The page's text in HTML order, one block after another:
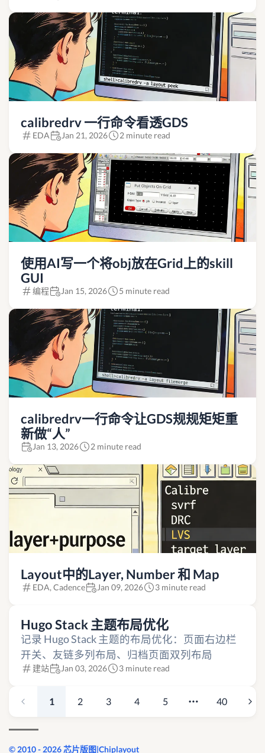
calibredrv 一行命令看透GDS
EDA Jan 21, 2026 2 minute read
使用AI写一个将obj放在Grid上的skill
GUI
编程 Jan 15, 2026 5 minute read
calibredrv一行命令让GDS规规矩矩重
新做“人”
Jan 13, 2026 2 minute read
Layout中的Layer, Number 和 Map
EDA, Cadence Jan 09, 2026 3 minute read
Hugo Stack 主题布局优化
记录 Hugo Stack 主题的布局优化：页面右边栏
开关、友链多列布局、归档页面双列布局
建站 Jan 03, 2026 3 minute read
1 2 3 4 5 40
© 2010 - 2026 芯片版图|Chiplayout